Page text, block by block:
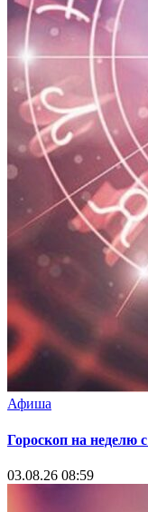
Афиша
Гороскоп на неделю
03.08.26 08:59